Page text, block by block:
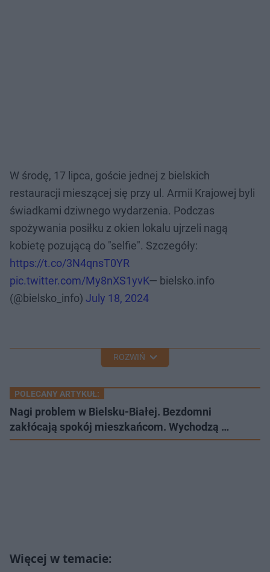
W środę, 17 lipca, goście jednej z bielskich
restauracji mieszącej się przy ul. Armii Krajowej byli
świadkami dziwnego wydarzenia. Podczas
spożywania posiłku z okien lokalu ujrzeli nagą
kobietę pozującą do "selfie". Szczegóły:
https://t.co/3N4qnsT0YR
pic.twitter.com/My8nXS1yvK— bielsko.info
(@bielsko_info) July 18, 2024
ROZWIŃ
POLECANY ARTYKUŁ:
Nagi problem w Bielsku-Białej. Bezdomni
zakłócają spokój mieszkańcom. Wychodzą …